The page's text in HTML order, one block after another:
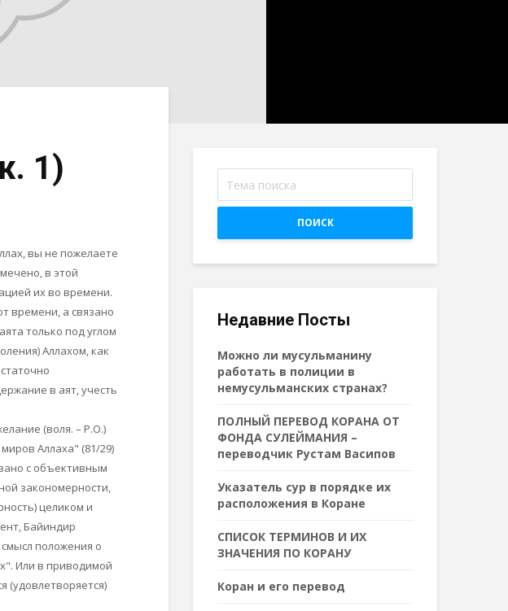
1)
вы не пожелаете
в этой
их во времени.
времени, а связано
только под углом
Аллахом, как
в аят, учесть
(воля. – Р.О.)
Аллаха" (81/29)
с объективным
закономерности,
целиком и
Байиндир
положения о
Или в приводимой
(удовлетворяется)
ПОИСК
Недавние Посты
Можно ли мусульманину
работать в полиции в
немусульманских странах?
ПОЛНЫЙ ПЕРЕВОД КОРАНА ОТ
ФОНДА СУЛЕЙМАНИЯ –
переводчик Рустам Васипов
Указатель сур в порядке их
расположения в Коране
СПИСОК ТЕРМИНОВ И ИХ
ЗНАЧЕНИЯ ПО КОРАНУ
Коран и его перевод